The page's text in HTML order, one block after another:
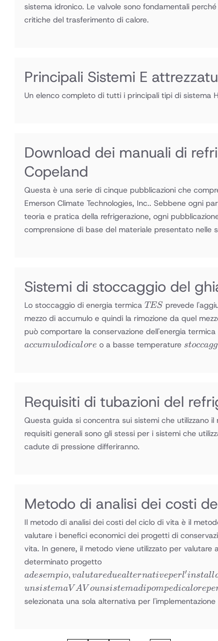
sistema idronico. Le valvole sono fondamentali
critiche del trasferimento di calore.
Principali Sistemi E
Un elenco completo di tutti i principali tipi di sistema
Download dei manuali di
Copeland
Questa è una serie di cinque pubblicazioni che
Emerson Climate Technologies, Inc.. Sebbene ogni
teoria e pratica della refrigerazione, ogni
comprensione di base del materiale presentato nelle
Sistemi di stoccaggio del
Lo stoccaggio di energia termica TES
TES prevede
mezzo di accumulo e quindi la rimozione da quel
può comportare la conservazione dell'energia
accumulodicalore o a basse temperature stoccagg
Requisiti di tubazioni del
Questa guida si concentra sui sistemi che utilizzano
requisiti generali sono gli stessi per i sistemi che
cadute di pressione differiranno.
Metodo di analisi dei costi
Il metodo di analisi dei costi del ciclo di vita è il
valutare i benefici economici dei progetti di
vita. In genere, il metodo viene utilizzato per valutare
determinato progetto
valutare due
alternative
per
l'installazione
adesempio, valutareduealternativeperl′install
unsistemaV AV ounsistemadipompedicalorep
selezionata una sola alternativa per